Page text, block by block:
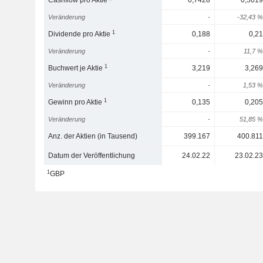
Veränderung - -32,43 %
Dividende pro Aktie1 0,188 0,21
Veränderung - 11,7 %
Buchwert je Aktie1 3,219 3,269
Veränderung - 1,53 %
Gewinn pro Aktie1 0,135 0,205
Veränderung - 51,85 %
Anz. der Aktien (in Tausend) 399.167 400.811
Datum der Veröffentlichung 24.02.22 23.02.23
1GBP